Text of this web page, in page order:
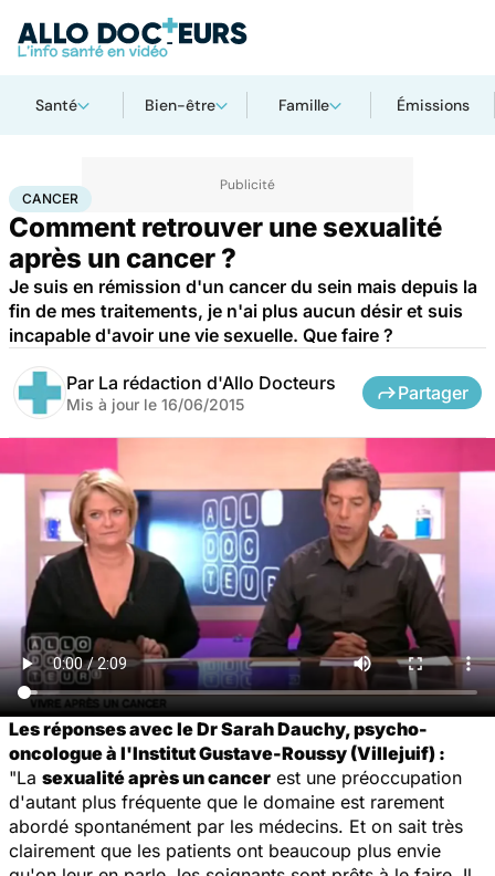
Santé Bien-être Famille Émissions
AccueilSanté Cancer
CANCER
Comment retrouver une sexualité
après un cancer ?
Je suis en rémission d'un cancer du sein mais depuis la
fin de mes traitements, je n'ai plus aucun désir et suis
incapable d'avoir une vie sexuelle. Que faire ?
Par La rédaction d'Allo Docteurs
Mis à jour le 16/06/2015
Partager
Les réponses avec le Dr Sarah Dauchy, psycho-
oncologue à l'Institut Gustave-Roussy (Villejuif) :
"La sexualité après un cancer est une préoccupation
d'autant plus fréquente que le domaine est rarement
abordé spontanément par les médecins. Et on sait très
clairement que les patients ont beaucoup plus envie